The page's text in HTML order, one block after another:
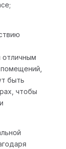
отличным
быть
чтобы